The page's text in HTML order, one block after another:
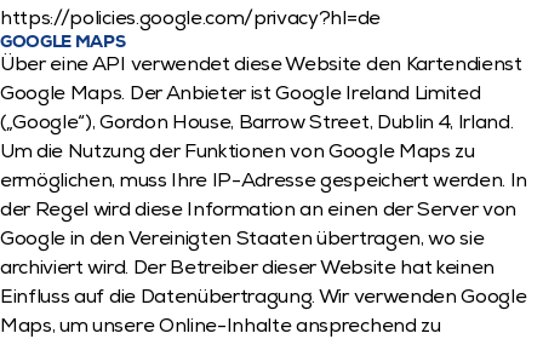
https://policies.google.com/privacy?hl=de
GOOGLE MAPS
Über eine API verwendet diese Website den Kartendienst
Google Maps. Der Anbieter ist Google Ireland Limited
(„Google“), Gordon House, Barrow Street, Dublin 4, Irland.
Um die Nutzung der Funktionen von Google Maps zu
ermöglichen, muss Ihre IP-Adresse gespeichert werden. In
der Regel wird diese Information an einen der Server von
Google in den Vereinigten Staaten übertragen, wo sie
archiviert wird. Der Betreiber dieser Website hat keinen
Einfluss auf die Datenübertragung. Wir verwenden Google
Maps, um unsere Online-Inhalte ansprechend zu